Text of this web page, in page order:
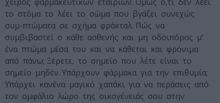
το στόμα το λέει το σώμα που βγάζει συνεχώς
συμ-πτώματα σε σχήμα φράκταλ. Πώς να
συμβιβαστεί ο κάθε ασθενής και μη οδοιπόρος μ’
ένα πτώμα μέσα του και να κάθεται και φρόνιμα
από πάνω; Ξέρετε, το σημείο που λέτε είναι το
σημείο μηδέν. Υπάρχουν φάρμακα για την επιθυμία;
Υπάρχει κανένα μαγικό χαπάκι για να περάσεις από
τον ομφάλιο λώρο της οικογένειάς σου στην